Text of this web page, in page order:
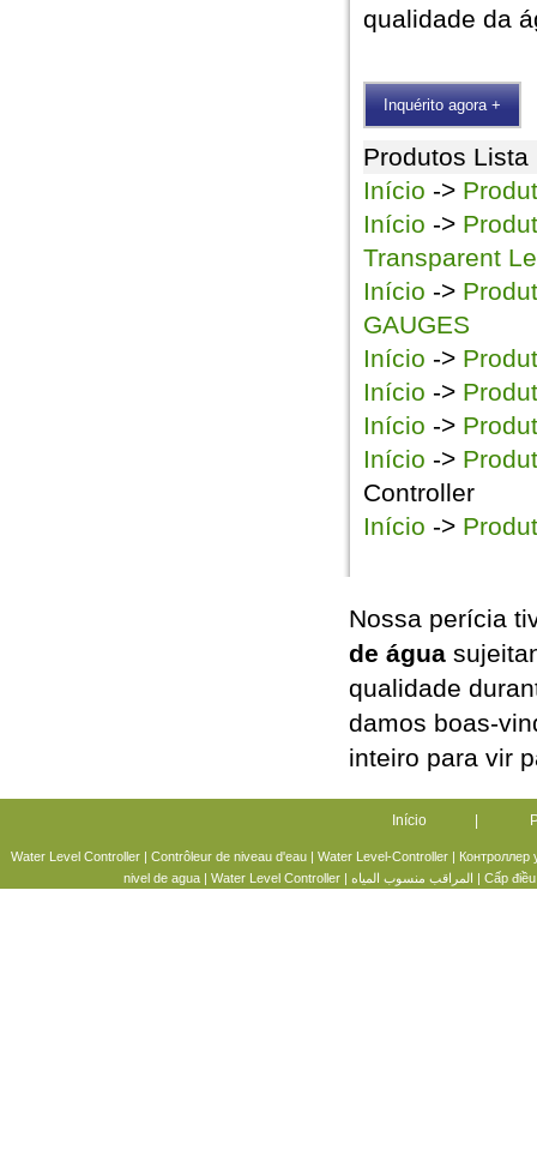
qualidade da
Inquérito agora +
Produtos Lista
Início ->
Início ->
Transparent
Início ->
GAUGES
Início ->
Início ->
Início ->
Início ->
Controller
Início ->
Nossa perícia
de água
qualidade
damos boas-
inteiro para vir
Início
Water Level Controller| Contrôleur de niveau d'eau| Water Level-Controller| Контроллер
nivel de agua| Water Level Controller| المراقب منسوب المياه | Cấp